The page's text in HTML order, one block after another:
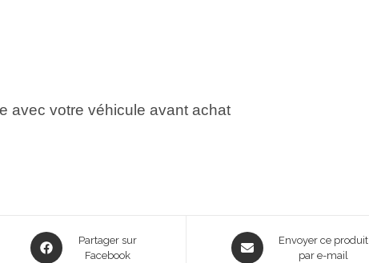
avec votre véhicule avant achat
Opens
in
Partager sur
Facebook
Opens
in
Envoyer ce produit
par e-mail